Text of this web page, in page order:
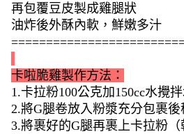
再包覆豆皮製成雞腿狀
油炸後外酥內軟，鮮嫩多汁
卡啦脆雞製作方法 ：
1.卡拉粉100公克加150cc水攪
2.將G腿卷放入粉漿充分包裹
3.將裹好的G腿再裹上卡拉粉